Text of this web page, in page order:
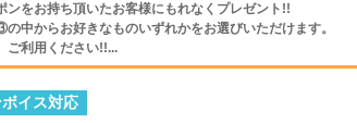
ンをお持ち頂いたお客様にもれなくプレゼント!!
中からお好きなものいずれかをお選びいただけます。
ご利用ください!!...
イス対応